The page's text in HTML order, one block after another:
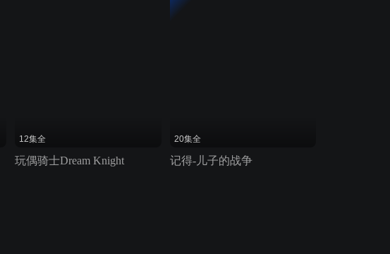
12集全
玩偶骑士Dream Knight
20集全
记得-儿子的战争